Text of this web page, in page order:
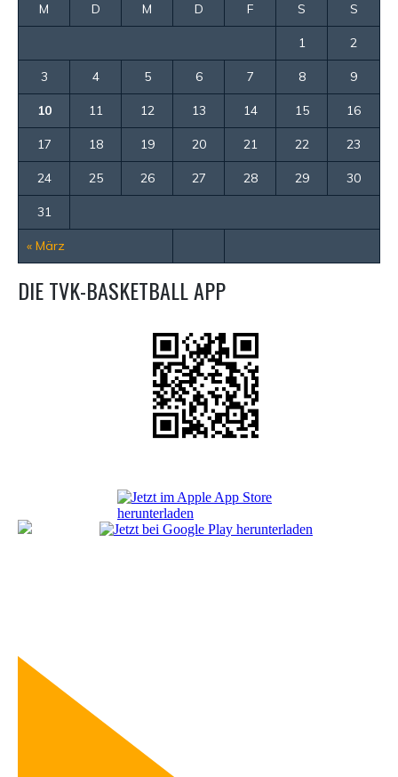
M D M D F S S
« März
1 2
3 4 5 6 7 8 9
10 11 12 13 14 15 16
17 18 19 20 21 22 23
24 25 26 27 28 29 30
31
DIE TVK-BASKETBALL APP